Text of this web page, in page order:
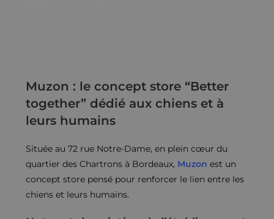
Muzon : le concept store “Better
together” dédié aux chiens et à
leurs humains
Située au 72 rue Notre-Dame, en plein cœur du
quartier des Chartrons à Bordeaux, Muzon est un
concept store pensé pour renforcer le lien entre les
chiens et leurs humains.